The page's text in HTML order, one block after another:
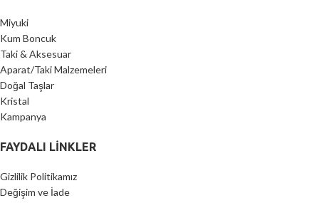
Miyuki
Kum Boncuk
Taki & Aksesuar
Aparat/Taki Malzemeleri
Doğal Taşlar
Kristal
Kampanya
FAYDALI LİNKLER
Gizlilik Politikamız
Değişim ve İade